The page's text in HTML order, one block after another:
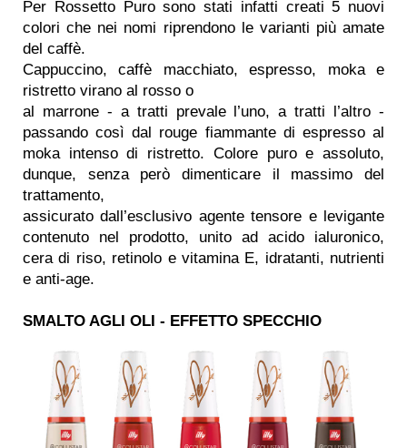
Per Rossetto Puro sono stati infatti creati 5 nuovi
colori che nei nomi riprendono le varianti più amate
del caffè.
Cappuccino, caffè macchiato, espresso, moka e
ristretto virano al rosso o
al marrone - a tratti prevale l’uno, a tratti l’altro -
passando così dal rouge fiammante di espresso al
moka intenso di ristretto. Colore puro e assoluto,
dunque, senza però dimenticare il massimo del
trattamento,
assicurato dall’esclusivo agente tensore e levigante
contenuto nel prodotto, unito ad acido ialuronico,
cera di riso, retinolo e vitamina E, idratanti, nutrienti
e anti-age.
SMALTO AGLI OLI - EFFETTO SPECCHIO